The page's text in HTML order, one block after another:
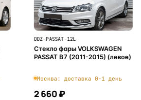
DDZ-PASSAT-12L
Стекло фары VOLKSWAGEN
PASSAT B7 (2011-2015) (левое)
Москва: доставка 0-1 день
2 660 ₽